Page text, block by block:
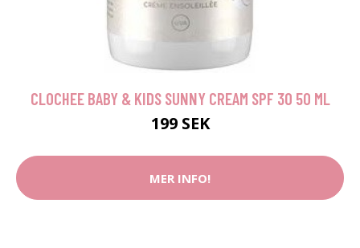
CLOCHEE BABY & KIDS SUNNY CREAM SPF 30 50 ML
199 SEK
MER INFO!